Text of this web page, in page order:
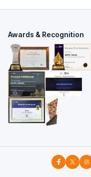
Awards & Recognition